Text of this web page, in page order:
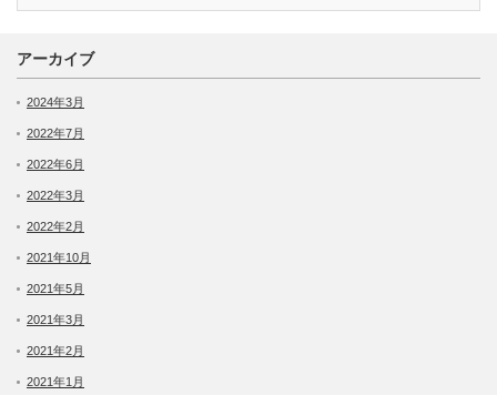
アーカイブ
2024年3月
2022年7月
2022年6月
2022年3月
2022年2月
2021年10月
2021年5月
2021年3月
2021年2月
2021年1月